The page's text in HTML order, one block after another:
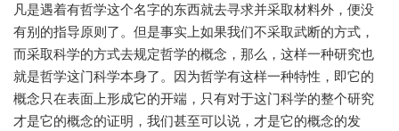
凡是遇着有哲学这个名字的东西就去寻求并采取材料外，便没
有别的指导原则了。但是事实上如果我们不采取武断的方式，
而采取科学的方式去规定哲学的概念，那么，这样一种研究也
就是哲学这门科学本身了。因为哲学有这样一种特性，即它的
概念只在表面上形成它的开端，只有对于这门科学的整个研究
才是它的概念的证明，我们甚至可以说，才是它的概念的发